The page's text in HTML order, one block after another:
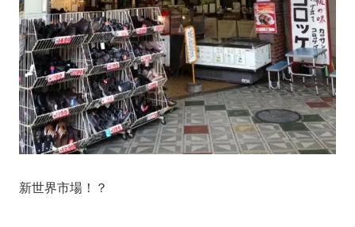
新世界市場！？